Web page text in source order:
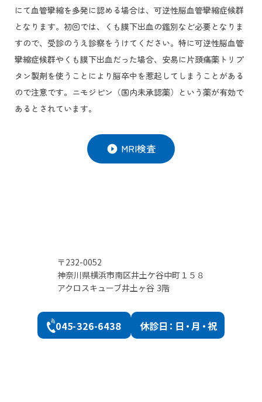
にて血管攣縮を多発に認める場合は、可逆性脳血管攣縮症候群
となります。初回では、くも膜下出血の鑑別など必要となりま
すので、受診のうえ診察をうけてください。特に可逆性脳血管
攣縮症候群やくも膜下出血だった場合、安易に片頭痛薬トリプ
タン製剤を使うことにより脳卒中を惹起してしまうことがある
ので注意です。ニモジピン（国内未承認薬）という薬が有効で
あるとされています。
play_circle_filled MRI検査
〒232-0052
神奈川県横浜市南区井土ケ谷中町１５８
アクロスキューブ井土ヶ谷 3階
045-326-6438 休診日：日・月・祝